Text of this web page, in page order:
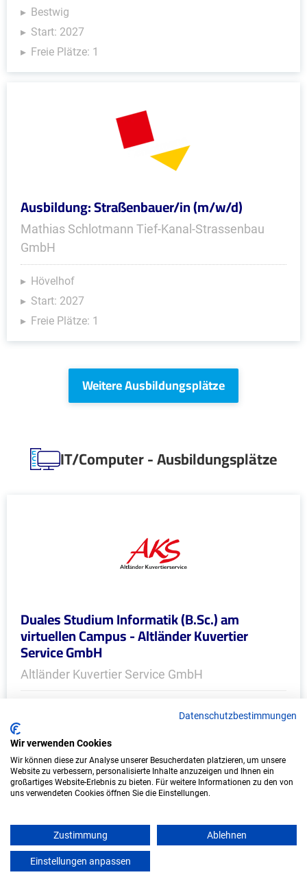
Bestwig
Start: 2027
Freie Plätze: 1
Ausbildung: Straßenbauer/in (m/w/d)
Mathias Schlotmann Tief-Kanal-Strassenbau
GmbH
Hövelhof
Start: 2027
Freie Plätze: 1
Weitere Ausbildungsplätze
IT/Computer - Ausbildungsplätze
Duales Studium Informatik (B.Sc.) am
virtuellen Campus - Altländer Kuvertier
Service GmbH
Altländer Kuvertier Service GmbH
bundesweit
Start: Oktober 2026
Freie Plätze: 1
Datenschutzbestimmungen
Wir verwenden Cookies
Wir können diese zur Analyse unserer Besucherdaten platzieren, um unsere
Website zu verbessern, personalisierte Inhalte anzuzeigen und Ihnen ein
großartiges Website-Erlebnis zu bieten. Für weitere Informationen zu den von
uns verwendeten Cookies öffnen Sie die Einstellungen.
Zustimmung Ablehnen
Einstellungen anpassen